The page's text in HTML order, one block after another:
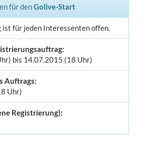
für denGolive-Start
für jeden Interessenten offen.
bis 14.07.2015 (18 Uhr)
Auftrags:
Uhr)
Registrierung):